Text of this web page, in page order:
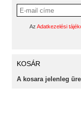
Az Adatkezelési
KOSÁR
A kosara jelenleg